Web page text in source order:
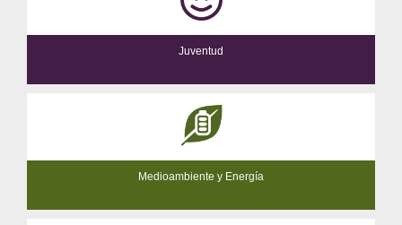
Juventud
Medioambiente y Energía